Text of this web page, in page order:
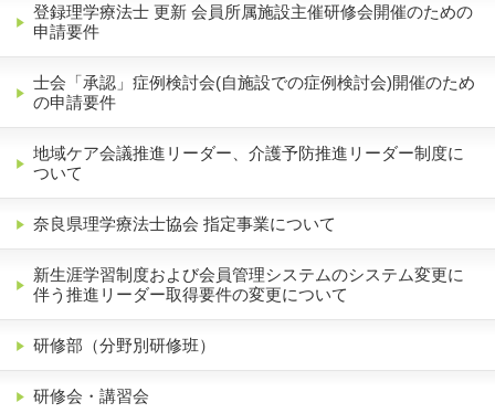
登録理学療法士 更新 会員所属施設主催研修会開催のための
申請要件
士会「承認」症例検討会(自施設での症例検討会)開催のため
の申請要件
地域ケア会議推進リーダー、介護予防推進リーダー制度に
ついて
奈良県理学療法士協会 指定事業について
新生涯学習制度および会員管理システムのシステム変更に
伴う推進リーダー取得要件の変更について
研修部（分野別研修班）
研修会・講習会